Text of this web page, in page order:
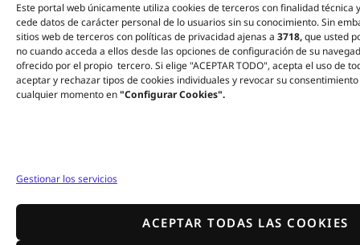
Este portal web únicamente utiliza cookies de terceros con finalidad técnica
cede datos de carácter personal de lo usuarios sin su conocimiento. Sin
sitios web de terceros con políticas de privacidad ajenas a 3718,que usted
no cuando acceda a ellos desde las opciones de configuración de su
ofrecido por el propio tercero. Si elige "ACEPTAR TODO", acepta el uso de
aceptar y rechazar tipos de cookies individuales y revocar su
cualquier momento en"Configurar Cookies".
Gestionar los servicios
ACEPTAR TODAS LAS COOKIES
"Llevamos los colores de
nuestro cielo y nuestro mar, y
la altitud de nuestra tierra en